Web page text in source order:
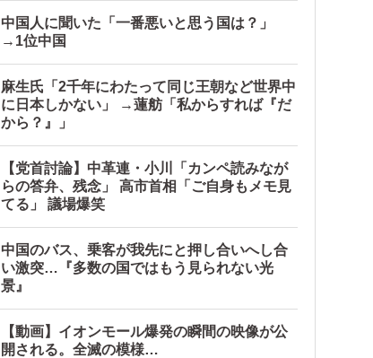
中国人に聞いた「一番悪いと思う国は？」
→1位中国
麻生氏「2千年にわたって同じ王朝など世界中
に日本しかない」 →蓮舫「私からすれば『だ
から？』」
【党首討論】中革連・小川「カンペ読みなが
らの答弁、残念」 高市首相「ご自身もメモ見
てる」 議場爆笑
中国のバス、乗客が我先にと押し合いへし合
い激突…『多数の国ではもう見られない光
景』
【動画】イオンモール爆発の瞬間の映像が公
開される。全滅の模様…